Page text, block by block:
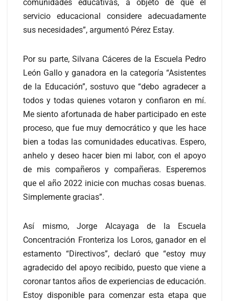
comunidades educativas, a objeto de que el
servicio educacional considere adecuadamente
sus necesidades”, argumentó Pérez Estay.
Por su parte, Silvana Cáceres de la Escuela Pedro
León Gallo y ganadora en la categoría “Asistentes
de la Educación”, sostuvo que “debo agradecer a
todos y todas quienes votaron y confiaron en mí.
Me siento afortunada de haber participado en este
proceso, que fue muy democrático y que les hace
bien a todas las comunidades educativas. Espero,
anhelo y deseo hacer bien mi labor, con el apoyo
de mis compañeros y compañeras. Esperemos
que el año 2022 inicie con muchas cosas buenas.
Simplemente gracias”.
Así mismo, Jorge Alcayaga de la Escuela
Concentración Fronteriza los Loros, ganador en el
estamento “Directivos”, declaró que “estoy muy
agradecido del apoyo recibido, puesto que viene a
coronar tantos años de experiencias de educación.
Estoy disponible para comenzar esta etapa que